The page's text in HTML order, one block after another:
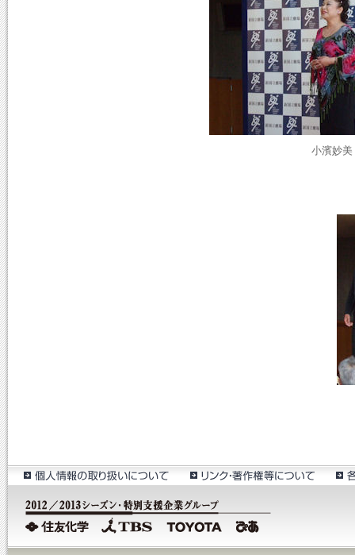
小濱妙美